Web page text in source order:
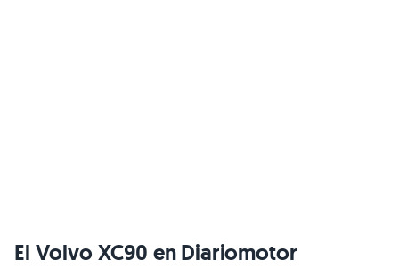
El Volvo XC90 en Diariomotor